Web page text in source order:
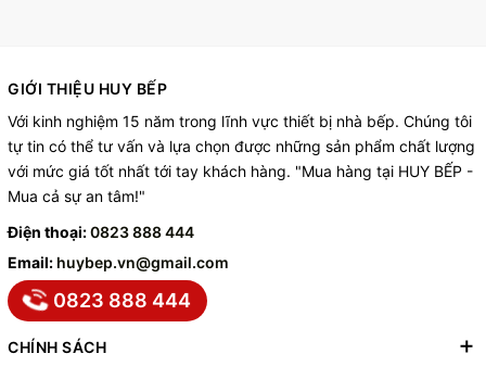
GIỚI THIỆU HUY BẾP
Với kinh nghiệm 15 năm trong lĩnh vực thiết bị nhà bếp. Chúng tôi
tự tin có thể tư vấn và lựa chọn được những sản phẩm chất lượng
với mức giá tốt nhất tới tay khách hàng. "Mua hàng tại HUY BẾP -
Mua cả sự an tâm!"
Điện thoại:0823 888 444
Email: huybep.vn@gmail.com
0823 888 444
CHÍNH SÁCH